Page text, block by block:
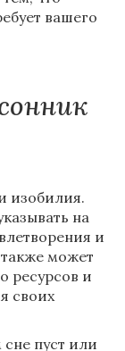
вашего
изобилия.
на
и
может
ресурсов и
своих
пуст или